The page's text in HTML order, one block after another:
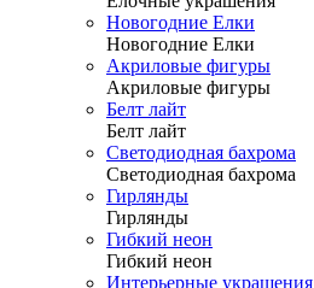
Новогодние Елки
Новогодние Елки
Акриловые фигуры
Акриловые фигуры
Белт лайт
Белт лайт
Светодиодная бахрома
Светодиодная бахрома
Гирлянды
Гирлянды
Гибкий неон
Гибкий неон
Интерьерные украшения